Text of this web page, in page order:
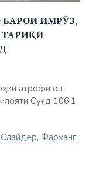
ИМРӮЗ,
ТАРИҚИ
атрофи он
Суғд 106,1
Слайдер, Фарҳанг,